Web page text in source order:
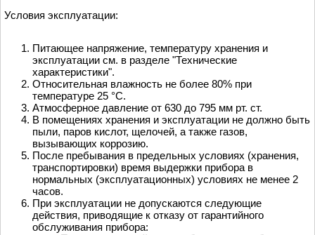
Условия эксплуатации:
Питающее напряжение, температуру хранения и
эксплуатации см. в разделе "Технические
характеристики".
Относительная влажность не более 80% при
температуре 25 °С.
Атмосферное давление от 630 до 795 мм рт. ст.
В помещениях хранения и эксплуатации не должно быть
пыли, паров кислот, щелочей, а также газов,
вызывающих коррозию.
После пребывания в предельных условиях (хранения,
транспортировки) время выдержки прибора в
нормальных (эксплуатационных) условиях не менее 2
часов.
При эксплуатации не допускаются следующие
действия, приводящие к отказу от гарантийного
обслуживания прибора: